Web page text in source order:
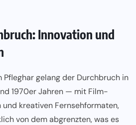
Innovation und
Pfleghar gelang der Durchbruch in
1970er Jahren — mit Film­
kreativen Fernsehformaten,
von dem abgrenzten, was es